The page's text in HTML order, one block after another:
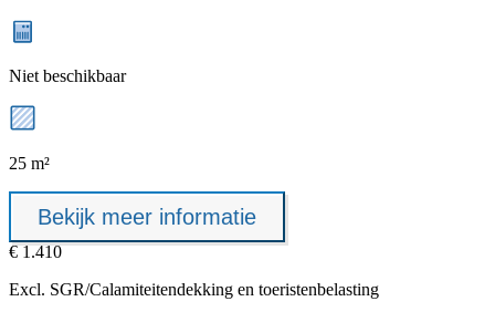
Niet beschikbaar
25 m²
Bekijk meer informatie
€ 1.410
Excl. SGR/Calamiteitendekking en toeristenbelasting